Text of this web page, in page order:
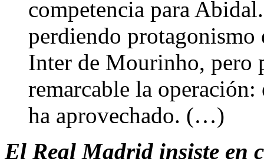
competencia para
perdiendo protagonismo
Inter de Mourinho, pero
remarcable la
ha aprovechado. (…)
El Real Madrid insiste en